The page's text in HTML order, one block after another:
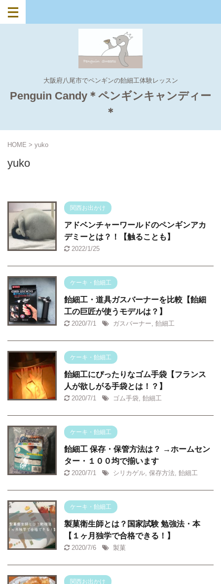
大阪府八尾市でペンギンの飴細工体験レッスン
Penguin Candy＊ペンギンキャンディー
＊
HOME > yuko
yuko
関西お出かけ
アドベンチャーワールドのペンギンアカ
デミーとは？！【触ることも】
2022/1/25
ケーキ・飴細工
飴細工・道具ガスバーナーを比較【飴細
工の巨匠が使うモデルは？】
2020/7/1 ガスバーナー, 飴細工
ケーキ・飴細工
飴細工にぴったりなゴム手袋【フランス
人が欲しがる手袋とは！？】
2020/7/1 ゴム手袋, 飴細工
ケーキ・飴細工
飴細工 保存・保管方法は？ →ホームセン
ター・１００均で揃います
2020/7/1 シリカゲル, 保存方法, 飴細工
ケーキ・飴細工
製菓衛生師とは？国家試験 勉強法・本
【１ヶ月独学で合格できる！】
2020/7/6 製菓
関西お出かけ